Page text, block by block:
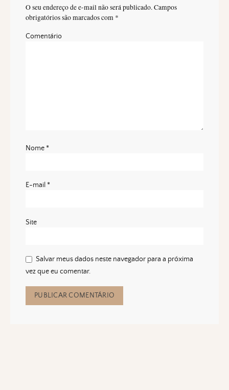
O seu endereço de e-mail não será publicado.Campos
obrigatórios são marcados com *
Comentário
Nome *
E-mail *
Site
Salvar meus dados neste navegador para a próxima
vez que eu comentar.